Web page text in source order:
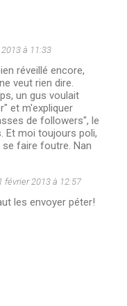
à 11:33
réveillé encore,
veut rien dire.
un gus voulait
et m'expliquer
de followers", le
Et moi toujours poli,
se faire foutre. Nan
février 2013 à 12:57
les envoyer péter!